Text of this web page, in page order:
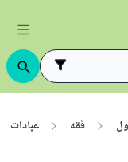
فقه عبادات